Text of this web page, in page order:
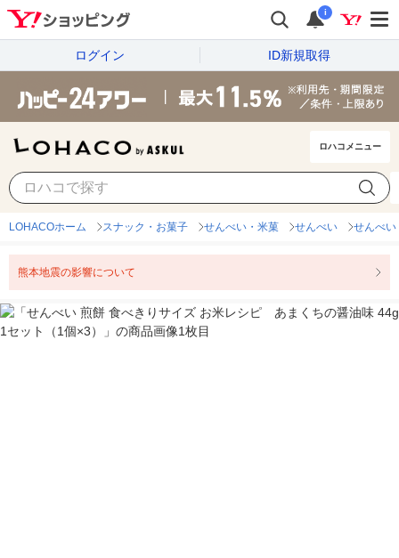
i
ログイン ID新規取得
ロハコメニュー
LOHACOホーム スナック・お菓子 せんべい・米菓 せんべい せんべい
熊本地震の影響について